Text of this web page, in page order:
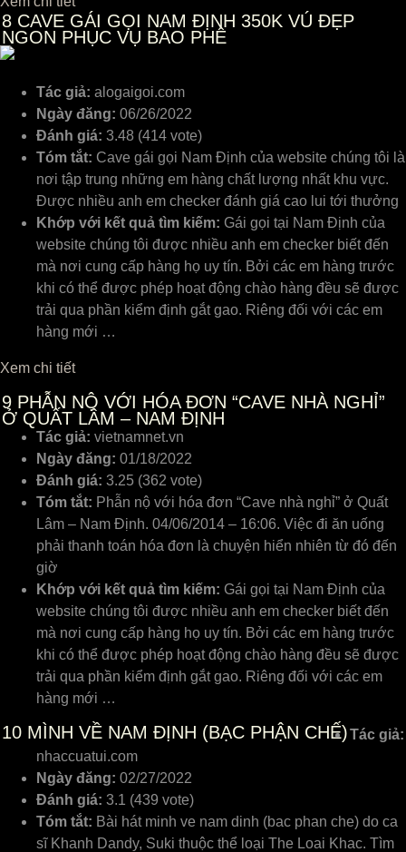
8 CAVE GÁI GỌI NAM ĐỊNH 350K VÚ ĐẸP
NGON PHỤC VỤ BAO PHÊ
Tác giả: alogaigoi.com
Ngày đăng: 06/26/2022
Đánh giá: 3.48 (414 vote)
Tóm tắt: Cave gái gọi Nam Định của website chúng tôi là
nơi tập trung những em hàng chất lượng nhất khu vực.
Được nhiều anh em checker đánh giá cao lui tới thưởng
Khớp với kết quả tìm kiếm: Gái gọi tại Nam Định của
website chúng tôi được nhiều anh em checker biết đến
mà nơi cung cấp hàng họ uy tín. Bởi các em hàng trước
khi có thể được phép hoạt động chào hàng đều sẽ được
trải qua phần kiểm định gắt gao. Riêng đối với các em
hàng mới …
Xem chi tiết
9 PHẪN NỘ VỚI HÓA ĐƠN “CAVE NHÀ NGHỈ”
Ở QUẤT LÂM – NAM ĐỊNH
Tác giả: vietnamnet.vn
Ngày đăng: 01/18/2022
Đánh giá: 3.25 (362 vote)
Tóm tắt: Phẫn nộ với hóa đơn “Cave nhà nghỉ” ở Quất
Lâm – Nam Định. 04/06/2014 – 16:06. Việc đi ăn uống
phải thanh toán hóa đơn là chuyện hiển nhiên từ đó đến
giờ
Khớp với kết quả tìm kiếm: Gái gọi tại Nam Định của
website chúng tôi được nhiều anh em checker biết đến
mà nơi cung cấp hàng họ uy tín. Bởi các em hàng trước
khi có thể được phép hoạt động chào hàng đều sẽ được
trải qua phần kiểm định gắt gao. Riêng đối với các em
hàng mới …
10 MÌNH VỀ NAM ĐỊNH (BẠC PHẬN CHẾ)Tác giả:
nhaccuatui.com
Ngày đăng: 02/27/2022
Đánh giá: 3.1 (439 vote)
Tóm tắt: Bài hát minh ve nam dinh (bac phan che) do ca
sĩ Khanh Dandy, Suki thuộc thể loại The Loai Khac. Tìm